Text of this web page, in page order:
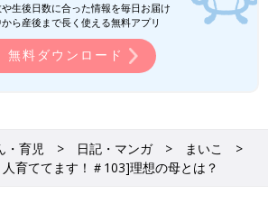
生後日数に合った情報を毎日お届け
ら産後まで長く使える無料アプリ
無料ダウンロード
・育児 日記・マンガ
まいこ
育ててます！＃103]理想の母とは？